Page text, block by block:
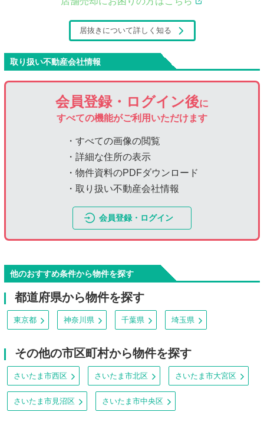
居抜きについて詳しく知る
取り扱い不動産会社情報
会員登録・ログイン後に
すべての機能がご利用いただけます
・すべての画像の閲覧
・詳細な住所の表示
・物件資料のPDFダウンロード
・取り扱い不動産会社情報
会員登録・ログイン
他のおすすめ条件から物件を探す
都道府県から物件を探す
東京都 神奈川県 千葉県 埼玉県
その他の市区町村から物件を探す
さいたま市西区 さいたま市北区 さいたま市大宮区
さいたま市見沼区 さいたま市中央区